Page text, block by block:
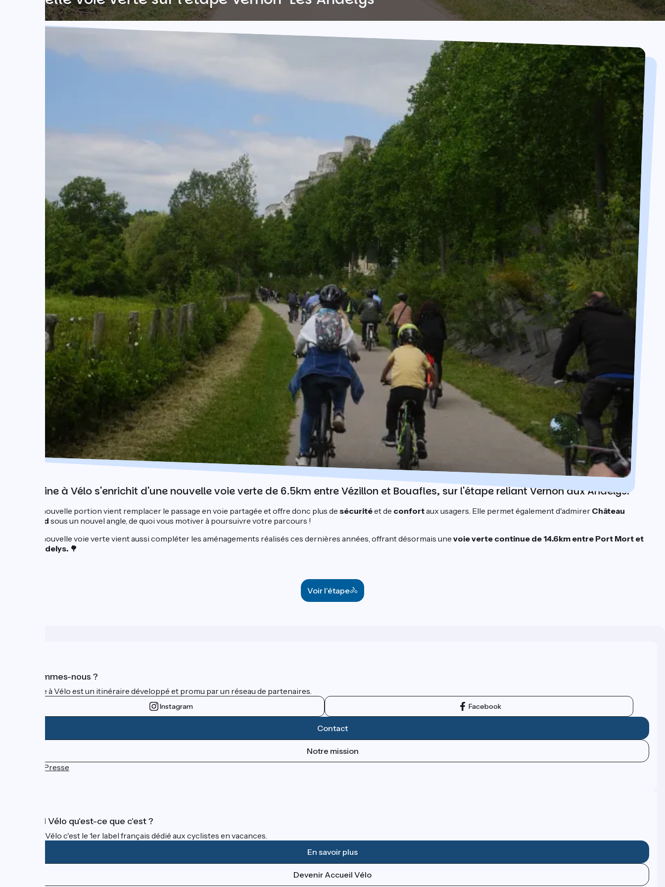
La Seine à Vélo s'enrichit d'une nouvelle voie verte de 6.5km entre Vézillon et Bouafles, sur l'étape reliant Vernon aux Andelys.
Cette nouvelle portion vient remplacer le passage en voie partagée et offre donc plus de sécuritéet de confortaux usagers. Elle permet également d'admirer Château
Gaillard sous un nouvel angle, de quoi vous motiver à poursuivre votre parcours !
Cette nouvelle voie verte vient aussi compléter les aménagements réalisés ces dernières années, offrant désormais une voie verte continue de 14.6km entre Port Mort et
Les Andelys. 🌳
Voir l'étape🚴
Qui sommes-nous ?
La Seine à Vélo est un itinéraire développé et promu par un réseau de partenaires.
Instagram Facebook
Contact
Notre mission
Espace Presse
Accueil Vélo qu'est-ce que c'est ?
Accueil Vélo c'est le 1er label français dédié aux cyclistes en vacances.
En savoir plus
Devenir Accueil Vélo